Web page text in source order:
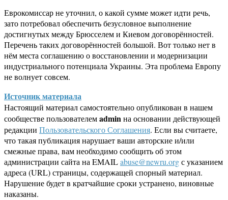
Еврокомиссар не уточнил, о какой сумме может идти речь,
зато потребовал обеспечить безусловное выполнение
достигнутых между Брюсселем и Киевом договорённостей.
Перечень таких договорённостей большой. Вот только нет в
нём места соглашению о восстановлении и модернизации
индустриального потенциала Украины. Эта проблема Европу
не волнует совсем.
Источник материала
Настоящий материал самостоятельно опубликован в нашем
сообществе пользователемadminна основании действующей
редакции Пользовательского Соглашения. Если вы считаете,
что такая публикация нарушает ваши авторские и/или
смежные права, вам необходимо сообщить об этом
администрации сайта на EMAILabuse@newru.orgс указанием
адреса (URL) страницы, содержащей спорный материал.
Нарушение будет в кратчайшие сроки устранено, виновные
наказаны.